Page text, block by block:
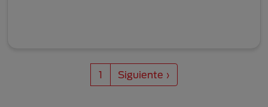
1 Siguiente página
Siguiente ›